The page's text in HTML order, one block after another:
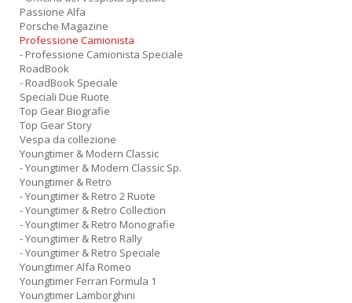
Passione Alfa
Porsche Magazine
Professione Camionista
- Professione Camionista Speciale
RoadBook
- RoadBook Speciale
Speciali Due Ruote
Top Gear Biografie
Top Gear Story
Vespa da collezione
Youngtimer & Modern Classic
- Youngtimer & Modern Classic Sp.
Youngtimer & Retro
- Youngtimer & Retro 2 Ruote
- Youngtimer & Retro Collection
- Youngtimer & Retro Monografie
- Youngtimer & Retro Rally
- Youngtimer & Retro Speciale
Youngtimer Alfa Romeo
Youngtimer Ferrari Formula 1
Youngtimer Lamborghini